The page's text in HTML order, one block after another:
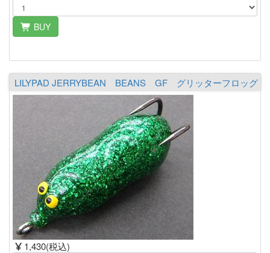
BUY
LILYPAD JERRYBEAN BEANS GF グリッターフロッグ
1,430(税込)